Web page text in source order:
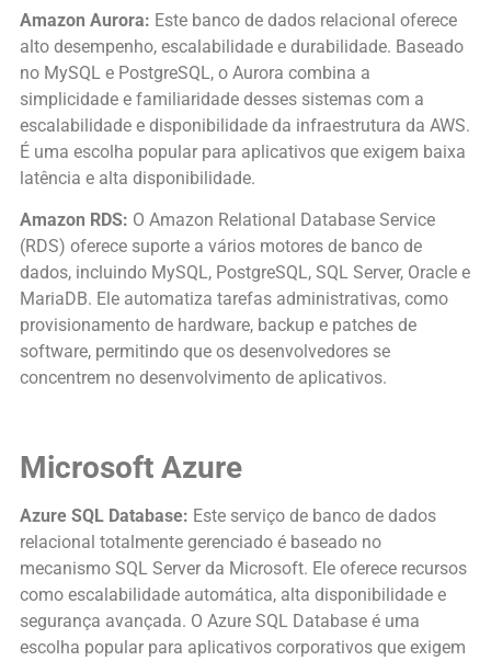
Amazon Aurora: Este banco de dados relacional oferece
alto desempenho, escalabilidade e durabilidade. Baseado
no MySQL e PostgreSQL, o Aurora combina a
simplicidade e familiaridade desses sistemas com a
escalabilidade e disponibilidade da infraestrutura da AWS.
É uma escolha popular para aplicativos que exigem baixa
latência e alta disponibilidade.
Amazon RDS: O Amazon Relational Database Service
(RDS) oferece suporte a vários motores de banco de
dados, incluindo MySQL, PostgreSQL, SQL Server, Oracle e
MariaDB. Ele automatiza tarefas administrativas, como
provisionamento de hardware, backup e patches de
software, permitindo que os desenvolvedores se
concentrem no desenvolvimento de aplicativos.
Microsoft Azure
Azure SQL Database: Este serviço de banco de dados
relacional totalmente gerenciado é baseado no
mecanismo SQL Server da Microsoft. Ele oferece recursos
como escalabilidade automática, alta disponibilidade e
segurança avançada. O Azure SQL Database é uma
escolha popular para aplicativos corporativos que exigem